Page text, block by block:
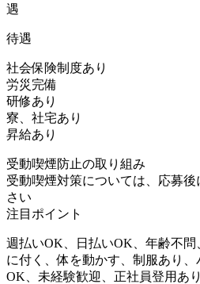
遇
待遇
社会保険制度あり
労災完備
研修あり
寮、社宅あり
昇給あり
受動喫煙防止の取り組み
受動喫煙対策については、応募
さい
注目ポイント
週払いOK、日払いOK、年齢不
に付く、体を動かす、制服あり
OK、未経験歓迎、正社員登用あり